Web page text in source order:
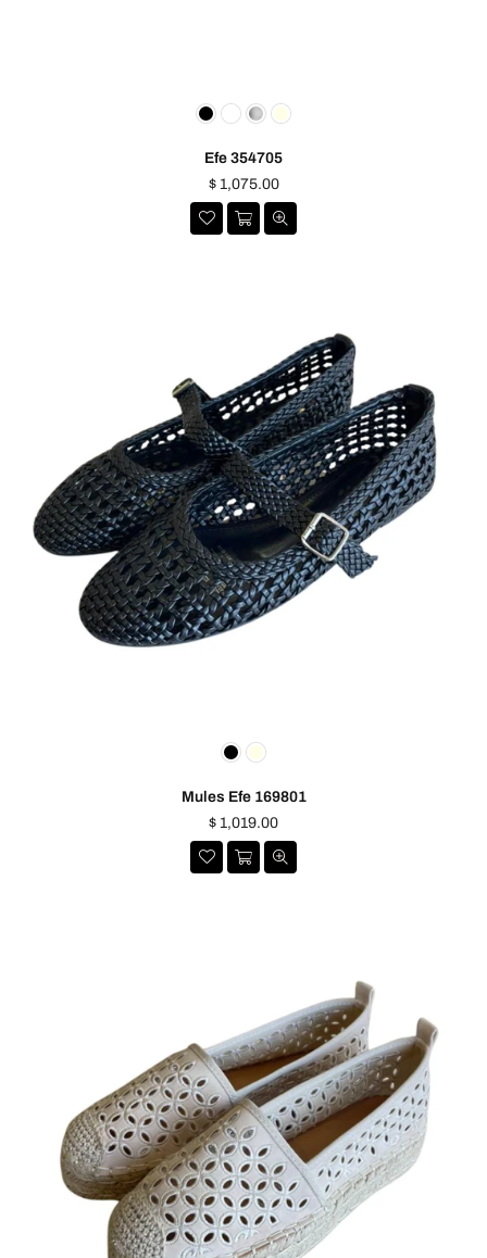
Efe 354705
Precio
habitual
$ 1,075.00
Mules Efe 169801
Precio
habitual
$ 1,019.00